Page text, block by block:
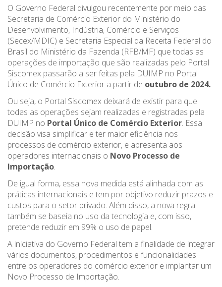
O Governo Federal divulgou recentemente por meio das
Secretaria de Comércio Exterior do Ministério do
Desenvolvimento, Indústria, Comércio e Serviços
(Secex/MDIC) e Secretaria Especial da Receita Federal do
Brasil do Ministério da Fazenda (RFB/MF) que todas as
operações de importação que são realizadas pelo Portal
Siscomex passarão a ser feitas pela DUIMP no Portal
Único de Comércio Exterior a partir de outubro de 2024.
Ou seja, o Portal Siscomex deixará de existir para que
todas as operações sejam realizadas e registradas pela
DUIMP no Portal Único de Comércio Exterior. Essa
decisão visa simplificar e ter maior eficiência nos
processos de comércio exterior, e apresenta aos
operadores internacionais o Novo Processo de
Importação.
De igual forma, essa nova medida está alinhada com as
práticas internacionais e tem por objetivo reduzir prazos e
custos para o setor privado. Além disso, a nova regra
também se baseia no uso da tecnologia e, com isso,
pretende reduzir em 99% o uso de papel.
A iniciativa do Governo Federal tem a finalidade de integrar
vários documentos, procedimentos e funcionalidades
entre os operadores do comércio exterior e implantar um
Novo Processo de Importação.